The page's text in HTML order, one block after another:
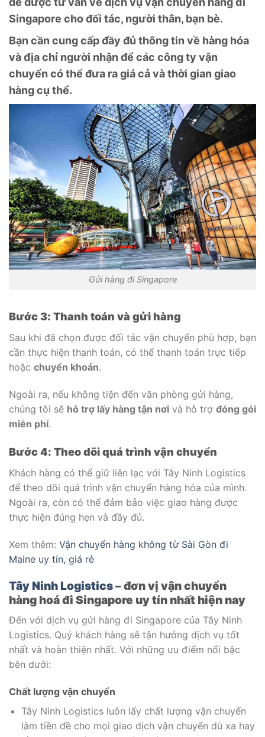
Singapore cho đối tác, người thân, bạn bè.
Bạn cần cung cấp đầy đủ thông tin về hàng hóa
và địa chỉ người nhận để các công ty vận
chuyển có thể đưa ra giá cả và thời gian giao
hàng cụ thể.
Gửi hàng đi Singapore
Bước 3: Thanh toán và gửi hàng
Sau khi đã chọn được đối tác vận chuyển phù hợp, bạn
cần thực hiện thanh toán, có thể thanh toán trực tiếp
hoặc chuyển khoản.
Ngoài ra, nếu không tiện đến văn phòng gửi hàng,
chúng tôi sẽ hỗ trợ lấy hàng tận nơi và hỗ trợ đóng gói
miễn phí.
Bước 4: Theo dõi quá trình vận chuyển
Khách hàng có thể giữ liên lạc với Tây Ninh Logistics
để theo dõi quá trình vận chuyển hàng hóa của mình.
Ngoài ra, còn có thể đảm bảo việc giao hàng được
thực hiện đúng hẹn và đầy đủ.
Xem thêm: Vận chuyển hàng không từ Sài Gòn đi
Maine uy tín, giá rẻ
Tây Ninh Logistics– đơn vị vận chuyển
hàng hoá đi Singapore uy tín nhất hiện nay
Đến với dịch vụ gửi hàng đi Singapore của Tây Ninh
Logistics. Quý khách hàng sẽ tận hưởng dịch vụ tốt
nhất và hoàn thiện nhất. Với những ưu điểm nổi bậc
bên dưới:
Chất lượng vận chuyển
Tây Ninh Logistics luôn lấy chất lượng vận chuyển
làm tiền đề cho mọi giao dịch vận chuyển dù xa hay